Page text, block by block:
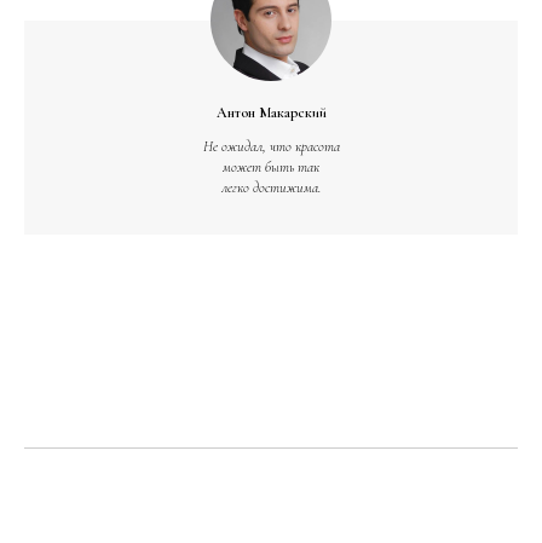
Антон Макарский
Не ожидал, что красота
может быть так
легко достижима.